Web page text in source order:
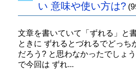
い 意味や使い方は?
文章を書いていて「ずれる」と
ときに ずれるとづれるでどっち
だろう? と思わなかったでしょ
で今回は ずれ...